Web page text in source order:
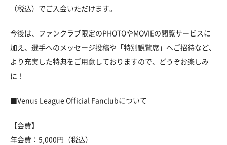
（税込）でご入会いただけます。
今後は、ファンクラブ限定のPHOTOやMOVIEの閲覧サービスに
加え、選手へのメッセージ投稿や「特別観覧席」へご招待など、
より充実した特典をご用意しておりますので、どうぞお楽しみ
に！
■Venus League Official Fanclubについて
【会費】
年会費：5,000円（税込）